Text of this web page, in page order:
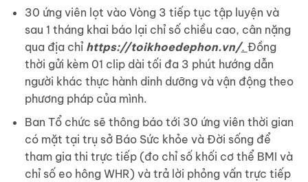
30 ứng viên lọt vào Vòng 3 tiếp tục tập luyện và
sau 1 tháng khai báo lại chỉ số chiều cao, cân nặng
qua địa chỉ https://toikhoedephon.vn/. Đồng
thời gửi kèm 01 clip dài tối đa 3 phút hướng dẫn
người khác thực hành dinh dưỡng và vận động theo
phương pháp của mình.
Ban Tổ chức sẽ thông báo tới 30 ứng viên thời gian
có mặt tại trụ sở Báo Sức khỏe và Đời sống để
tham gia thi trực tiếp (đo chỉ số khối cơ thể BMI và
chỉ số eo hông WHR) và trả lời phỏng vấn trực tiếp